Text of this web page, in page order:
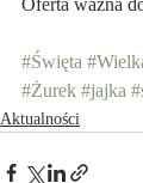
Oferta ważna
#Święta
#Żurek #jajka
Aktualności